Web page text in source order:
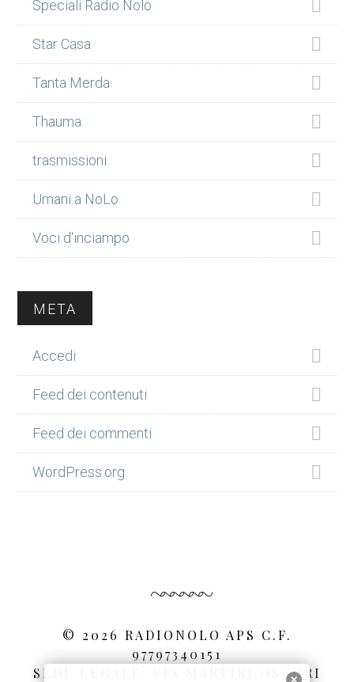
Speciali Radio Nolo
Star Casa
Tanta Merda
Thauma
trasmissioni
Umani a NoLo
Voci d'inciampo
META
Accedi
Feed dei contenuti
Feed dei commenti
WordPress.org
© 2026 RADIONOLO APS C.F.
97797340151
SEDE LEGALE: VIA MARTIRI OSCURI